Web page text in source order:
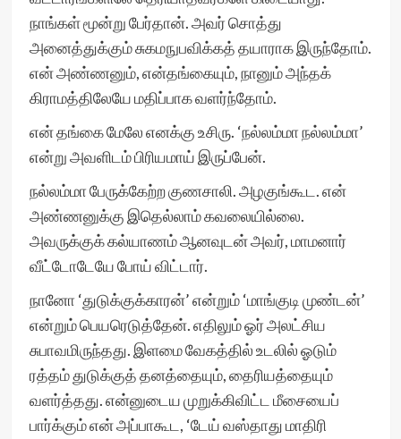
நாங்கள் மூன்று பேர்தான். அவர் சொத்து
அனைத்துக்கும் சுகமநுபவிக்கத் தயாராக இருந்தோம்.
என் அண்ணனும், என்தங்கையும், நானும் அந்தக்
கிராமத்திலேயே மதிப்பாக வளர்ந்தோம்.
என் தங்கை மேலே எனக்கு உசிரு. ‘நல்லம்மா நல்லம்மா’
என்று அவளிடம் பிரியமாய் இருப்பேன்.
நல்லம்மா பேருக்கேற்ற குணசாலி. அழகுங்கூட. என்
அண்ணனுக்கு இதெல்லாம் கவலையில்லை.
அவருக்குக் கல்யாணம் ஆனவுடன் அவர், மாமனார்
வீட்டோடேயே போய் விட்டார்.
நானோ ‘துடுக்குக்காரன்’ என்றும் ‘மாங்குடி முண்டன்’
என்றும் பெயரெடுத்தேன். எதிலும் ஓர் அலட்சிய
சுபாவமிருந்தது. இளமை வேகத்தில் உடலில் ஓடும்
ரத்தம் துடுக்குத் தனத்தையும், தைரியத்தையும்
வளர்த்தது. என்னுடைய முறுக்கிவிட்ட மீசையைப்
பார்க்கும் என் அப்பாகூட, ‘டேய் வஸ்தாது மாதிரி